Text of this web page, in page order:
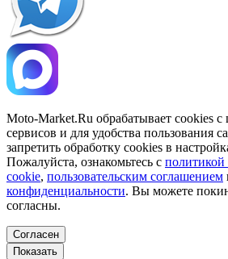
Moto-Market.Ru обрабатывает сookies
сервисов и для удобства пользования
запретить обработку сookies в
Пожалуйста, ознакомьтесь с
cookie, пользовательским соглашением
конфиденциальности. Вы можете
согласны.
Согласен
Показать